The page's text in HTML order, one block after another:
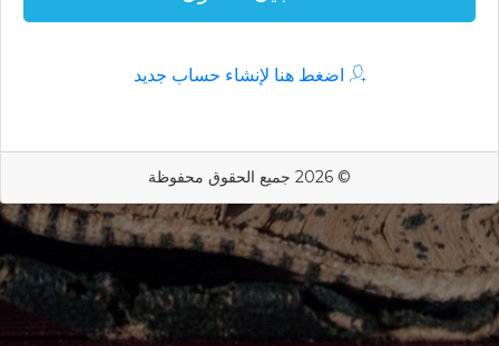
اضغط هنا لإنشاء حساب جديد
© 2026 جميع الحقوق محفوظة